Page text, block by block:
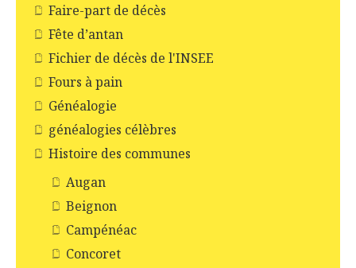
Faire-part de décès
Fête d’antan
Fichier de décès de l'INSEE
Fours à pain
Généalogie
généalogies célèbres
Histoire des communes
Augan
Beignon
Campénéac
Concoret